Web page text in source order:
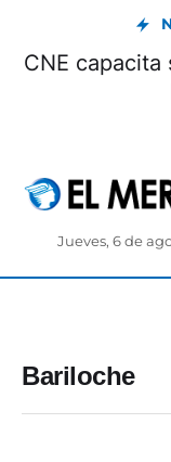
CNE
Jueves, 6 de
Bariloche